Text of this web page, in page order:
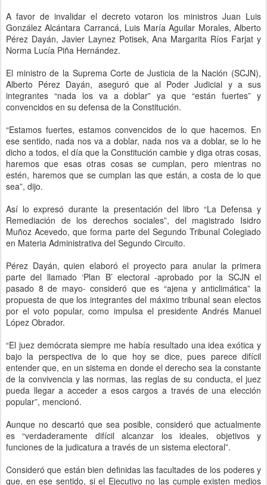
A favor de invalidar el decreto votaron los ministros Juan Luis
González Alcántara Carrancá, Luis María Aguilar Morales, Alberto
Pérez Dayán, Javier Laynez Potisek, Ana Margarita Ríos Farjat y
Norma Lucía Piña Hernández.
El ministro de la Suprema Corte de Justicia de la Nación (SCJN),
Alberto Pérez Dayán, aseguró que al Poder Judicial y a sus
integrantes “nada los va a doblar” ya que “están fuertes” y
convencidos en su defensa de la Constitución.
“Estamos fuertes, estamos convencidos de lo que hacemos. En
ese sentido, nada nos va a doblar, nada nos va a doblar, se lo he
dicho a todos, el día que la Constitución cambie y diga otras cosas,
haremos que esas otras cosas se cumplan, pero mientras no
estén, haremos que se cumplan las que están, a costa de lo que
sea”, dijo.
Así lo expresó durante la presentación del libro “La Defensa y
Remediación de los derechos sociales”, del magistrado Isidro
Muñoz Acevedo, que forma parte del Segundo Tribunal Colegiado
en Materia Administrativa del Segundo Circuito.
Pérez Dayán, quien elaboró el proyecto para anular la primera
parte del llamado ‘Plan B’ electoral -aprobado por la SCJN el
pasado 8 de mayo- consideró que es “ajena y anticlimática” la
propuesta de que los integrantes del máximo tribunal sean electos
por el voto popular, como impulsa el presidente Andrés Manuel
López Obrador.
“El juez demócrata siempre me había resultado una idea exótica y
bajo la perspectiva de lo que hoy se dice, pues parece difícil
entender que, en un sistema en donde el derecho sea la constante
de la convivencia y las normas, las reglas de su conducta, el juez
pueda llegar a acceder a esos cargos a través de una elección
popular”, mencionó.
Aunque no descartó que sea posible, consideró que actualmente
es “verdaderamente difícil alcanzar los ideales, objetivos y
funciones de la judicatura a través de un sistema electoral”.
Consideró que están bien definidas las facultades de los poderes y
que, en ese sentido, si el Ejecutivo no las cumple existen medios